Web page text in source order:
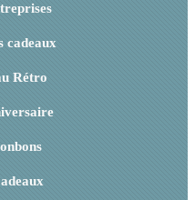
cadeaux
Rétro